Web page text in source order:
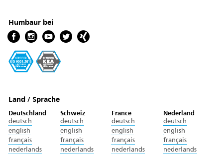
Humbaur bei
Land / Sprache
Deutschland
deutsch
english
français
nederlands
Schweiz
deutsch
english
français
nederlands
France
deutsch
english
français
nederlands
Nederland
deutsch
english
français
nederlands